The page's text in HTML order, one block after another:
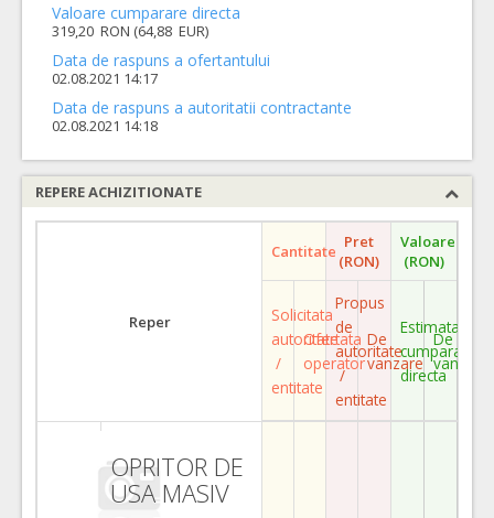
Valoare cumparare directa
319,20 RON (64,88 EUR)
Data de raspuns a ofertantului
02.08.2021 14:17
Data de raspuns a autoritatii contractante
02.08.2021 14:18
REPERE ACHIZITIONATE
Reper
Cantitate Pret
(RON)
Valoare
(RON)
Solicitata
autoritate
/
entitate
Ofertata
operator
Propus
de
autoritate
/
entitate
De
vanzare
Estimata
cumparare
directa
De
vanzare
OPRITOR DE
USA MASIV